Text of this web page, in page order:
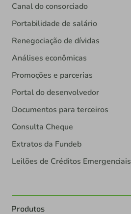
Canal do consorciado
Portabilidade de salário
Renegociação de dívidas
Análises econômicas
Promoções e parcerias
Portal do desenvolvedor
Documentos para terceiros
Consulta Cheque
Extratos da Fundeb
Leilões de Créditos Emergenciais
Produtos